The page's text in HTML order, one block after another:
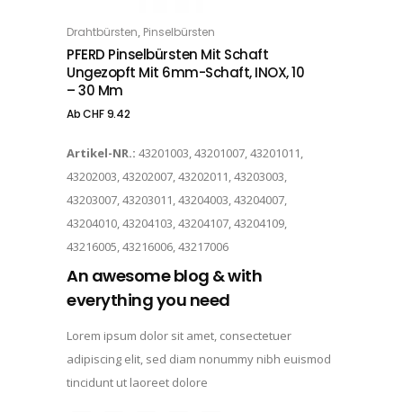
OPTIONS
Drahtbürsten, Pinselbürsten
PFERD Pinselbürsten Mit Schaft
Ungezopft Mit 6mm-Schaft, INOX, 10
– 30 Mm
AbCHF9.42
Artikel-NR.: 43201003, 43201007, 43201011,
43202003, 43202007, 43202011, 43203003,
43203007, 43203011, 43204003, 43204007,
43204010, 43204103, 43204107, 43204109,
43216005, 43216006, 43217006
An awesome blog & with
everything you need
Lorem ipsum dolor sit amet, consectetuer
adipiscing elit, sed diam nonummy nibh euismod
tincidunt ut laoreet dolore